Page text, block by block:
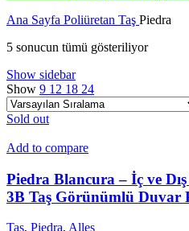
Ana Sayfa Poliüretan Taş Piedra
5 sonucun tümü gösteriliyor
Show sidebar
Show 9 12 18 24
Sold out
Add to compare
Piedra Blancura – İç ve
3B Taş Görünümlü Duvar
Taş, Piedra, Alles